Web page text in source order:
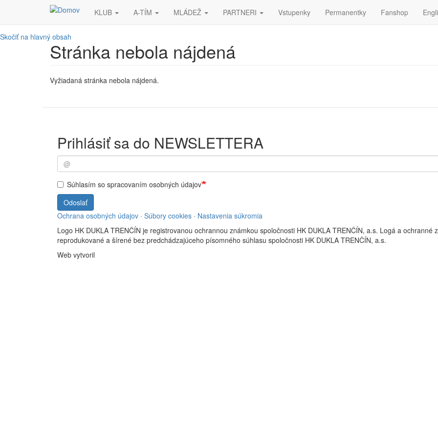
Skočiť na hlavný obsah
KLUB A-TÍM MLÁDEŽ PARTNERI Vstupenky Permanentky Fanshop
Stránka nebola nájdená
Vyžiadaná stránka nebola nájdená.
Prihlásiť sa do NEWSLETTERA
Súhlasím so spracovaním osobných údajov
Odoslať
Ochrana osobných údajov · Súbory cookies · Nastavenia súkromia
Logo HK DUKLA TRENČÍN je registrovanou ochrannou známkou spoločnosti HK DUKLA TRENČÍN, a.s. Logá a ochranné
reprodukované a šírené bez predchádzajúceho písomného súhlasu spoločnosti HK DUKLA TRENČÍN, a.s.
Web vytvoril